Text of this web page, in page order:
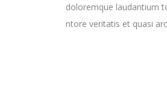
doloremque laudantium
ntore veritatis et quasi